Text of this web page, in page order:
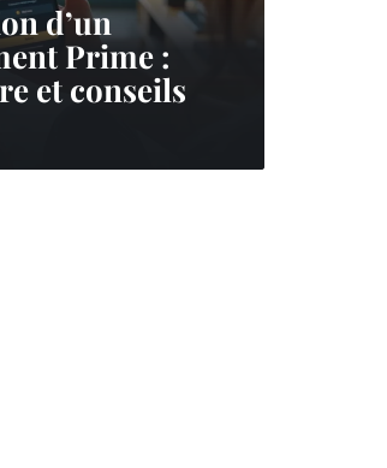
d’un
Prime :
et conseils